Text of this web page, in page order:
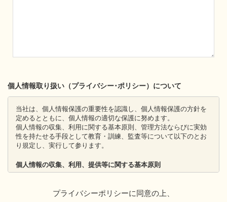
個人情報取り扱い（プライバシー･ポリシー）について
当社は、個人情報保護の重要性を認識し、個人情報保護の方針を
定めるとともに、個人情報の適切な保護に努めます。
個人情報の収集、利用に関する基本原則、管理方法ならびに実効
性を持たせる手段として教育・訓練、監査等について以下のとお
り規定し、実行して参ります。
個人情報の収集、利用、提供等に関する基本原則
収集にあたっては、利用目的を明確にし、その目的のために必
プライバシーポリシーに同意の上、